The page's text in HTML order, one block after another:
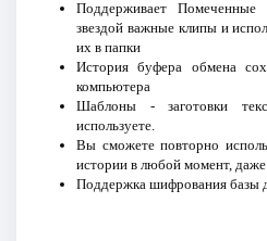
Поддерживает
звездой важные клипы и
их в папки
История буфера обмена
компьютера
Шаблоны - заготовки
используете.
Вы сможете повторно
истории в любой момент,
Поддержка шифрования базы